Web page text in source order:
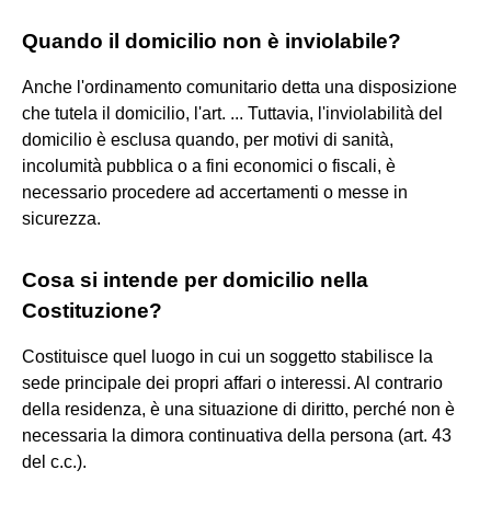
Quando il domicilio non è inviolabile?
Anche l'ordinamento comunitario detta una disposizione
che tutela il domicilio, l'art. ... Tuttavia, l'inviolabilità del
domicilio è esclusa quando, per motivi di sanità,
incolumità pubblica o a fini economici o fiscali, è
necessario procedere ad accertamenti o messe in
sicurezza.
Cosa si intende per domicilio nella
Costituzione?
Costituisce quel luogo in cui un soggetto stabilisce la
sede principale dei propri affari o interessi. Al contrario
della residenza, è una situazione di diritto, perché non è
necessaria la dimora continuativa della persona (art. 43
del c.c.).